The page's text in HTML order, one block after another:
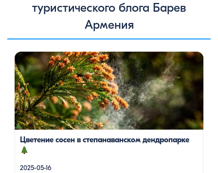
туристического блога Барев
Армения
Цветение сосен — уникальное природное явление, которое
не только радует глаз, но и приносит значительную пользу
для здоровья человека. Особенно ярко это проявляется в
Степанаванском дендропарке в Армении, где сосны цветут в
конце мая, создавая удивительное зрелище и наполняя
воздух целебными веществами.Степанаванский
дендропарк: жемчужина Лорийской области
Степанаванский дендропарк, также известный как «Сочут»
Цветение сосен в степанаванском дендропарке
2025-05-16